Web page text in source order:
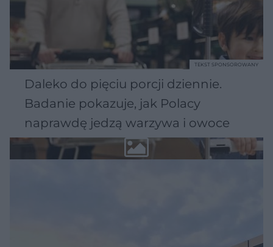
Daleko do pięciu porcji dziennie.
Badanie pokazuje, jak Polacy
naprawdę jedzą warzywa i owoce
TEKST SPONSOROWANY